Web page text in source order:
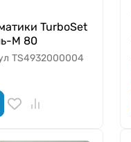
TurboSet
М 80
TS4932000004